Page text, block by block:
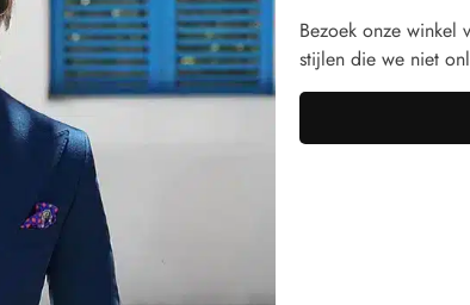
Bezoek onze winkel
stijlen die we niet